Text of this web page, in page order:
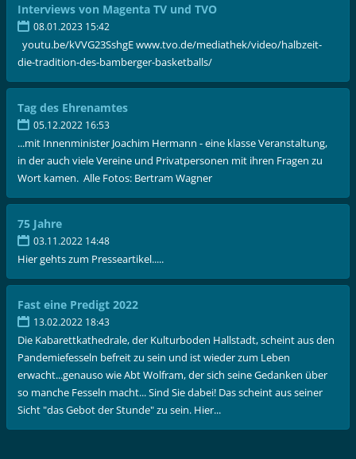
Interviews von Magenta TV und TVO
08.01.2023 15:42
youtu.be/kVVG23SshgE www.tvo.de/mediathek/video/halbzeit-
die-tradition-des-bamberger-basketballs/
Tag des Ehrenamtes
05.12.2022 16:53
...mit Innenminister Joachim Hermann - eine klasse Veranstaltung,
in der auch viele Vereine und Privatpersonen mit ihren Fragen zu
Wort kamen. Alle Fotos: Bertram Wagner
75 Jahre
03.11.2022 14:48
Hier gehts zum Presseartikel.....
Fast eine Predigt 2022
13.02.2022 18:43
Die Kabarettkathedrale, der Kulturboden Hallstadt, scheint aus den
Pandemiefesseln befreit zu sein und ist wieder zum Leben
erwacht...genauso wie Abt Wolfram, der sich seine Gedanken über
so manche Fesseln macht... Sind Sie dabei! Das scheint aus seiner
Sicht "das Gebot der Stunde" zu sein. Hier...